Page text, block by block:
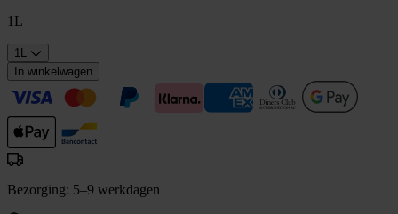
1L
1L
In winkelwagen
Bezorging: 5–9 werkdagen